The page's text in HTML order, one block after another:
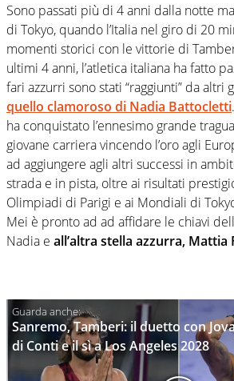
Sono passati più di 4 anni dalla notte
di Tokyo, quando l’Italia nel giro di 20
momenti storici con le vittorie di
ultimi 4 anni, l’atletica italiana ha fatto
fari azzurri sono stati “raggiunti” da altri
quello clamoroso di Nadia Battocletti
ha conquistato l’ennesimo grande
giovane carriera vincendo l’oro agli
ad aggiungere agli altri successi in
strada e in pista, oltre ai risultati
Olimpiadi di Parigi e ai Mondiali di
Mei è pronto ad ad affidare le chiavi
Nadia e all’altra stella azzurra, Mattia
Sanremo, Tamberi: il duetto con
di Conti e il sì a Los Angeles 2028